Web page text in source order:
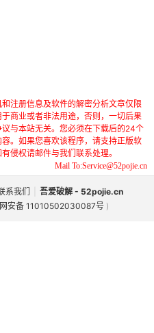
注册信息及软件的解密分析文章仅限
商业或者非法用途，否则，一切后果
与本站无关。您必须在下载后的24个
。如果您喜欢该程序，请支持正版软
侵权请邮件与我们联系处理。
Mail To:Service@52pojie.cn
系我们
吾爱破解 - 52pojie.cn
安备 11010502030087号 )